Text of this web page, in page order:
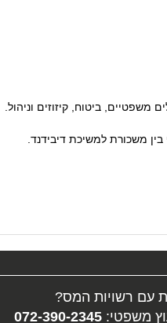
ביטוח, קיזוזים וניהול.
משכורת למשיכת דיבידנד.
עם רשויות המס?
משפטי: 072-390-2345